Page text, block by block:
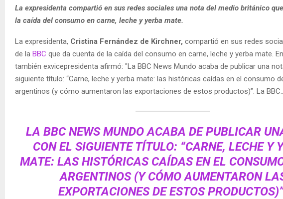
La expresidenta compartió en sus redes sociales una nota del medio británico
la caída del consumo en carne, leche y yerba mate.
La expresidenta, Cristina Fernández de Kirchner, compartió en sus redes
de la BBC que da cuenta de la caída del consumo en carne, leche y yerba mate.
también exvicepresidenta afirmó: "La BBC News Mundo acaba de publicar una
siguiente título: “Carne, leche y yerba mate: las históricas caídas en el consumo
argentinos (y cómo aumentaron las exportaciones de estos productos)”. La
LA BBC NEWS MUNDO ACABA DE PUBLICAR
CON EL SIGUIENTE TÍTULO: “CARNE, LECHE Y
MATE: LAS HISTÓRICAS CAÍDAS EN EL
ARGENTINOS (Y CÓMO AUMENTARON
EXPORTACIONES DE ESTOS